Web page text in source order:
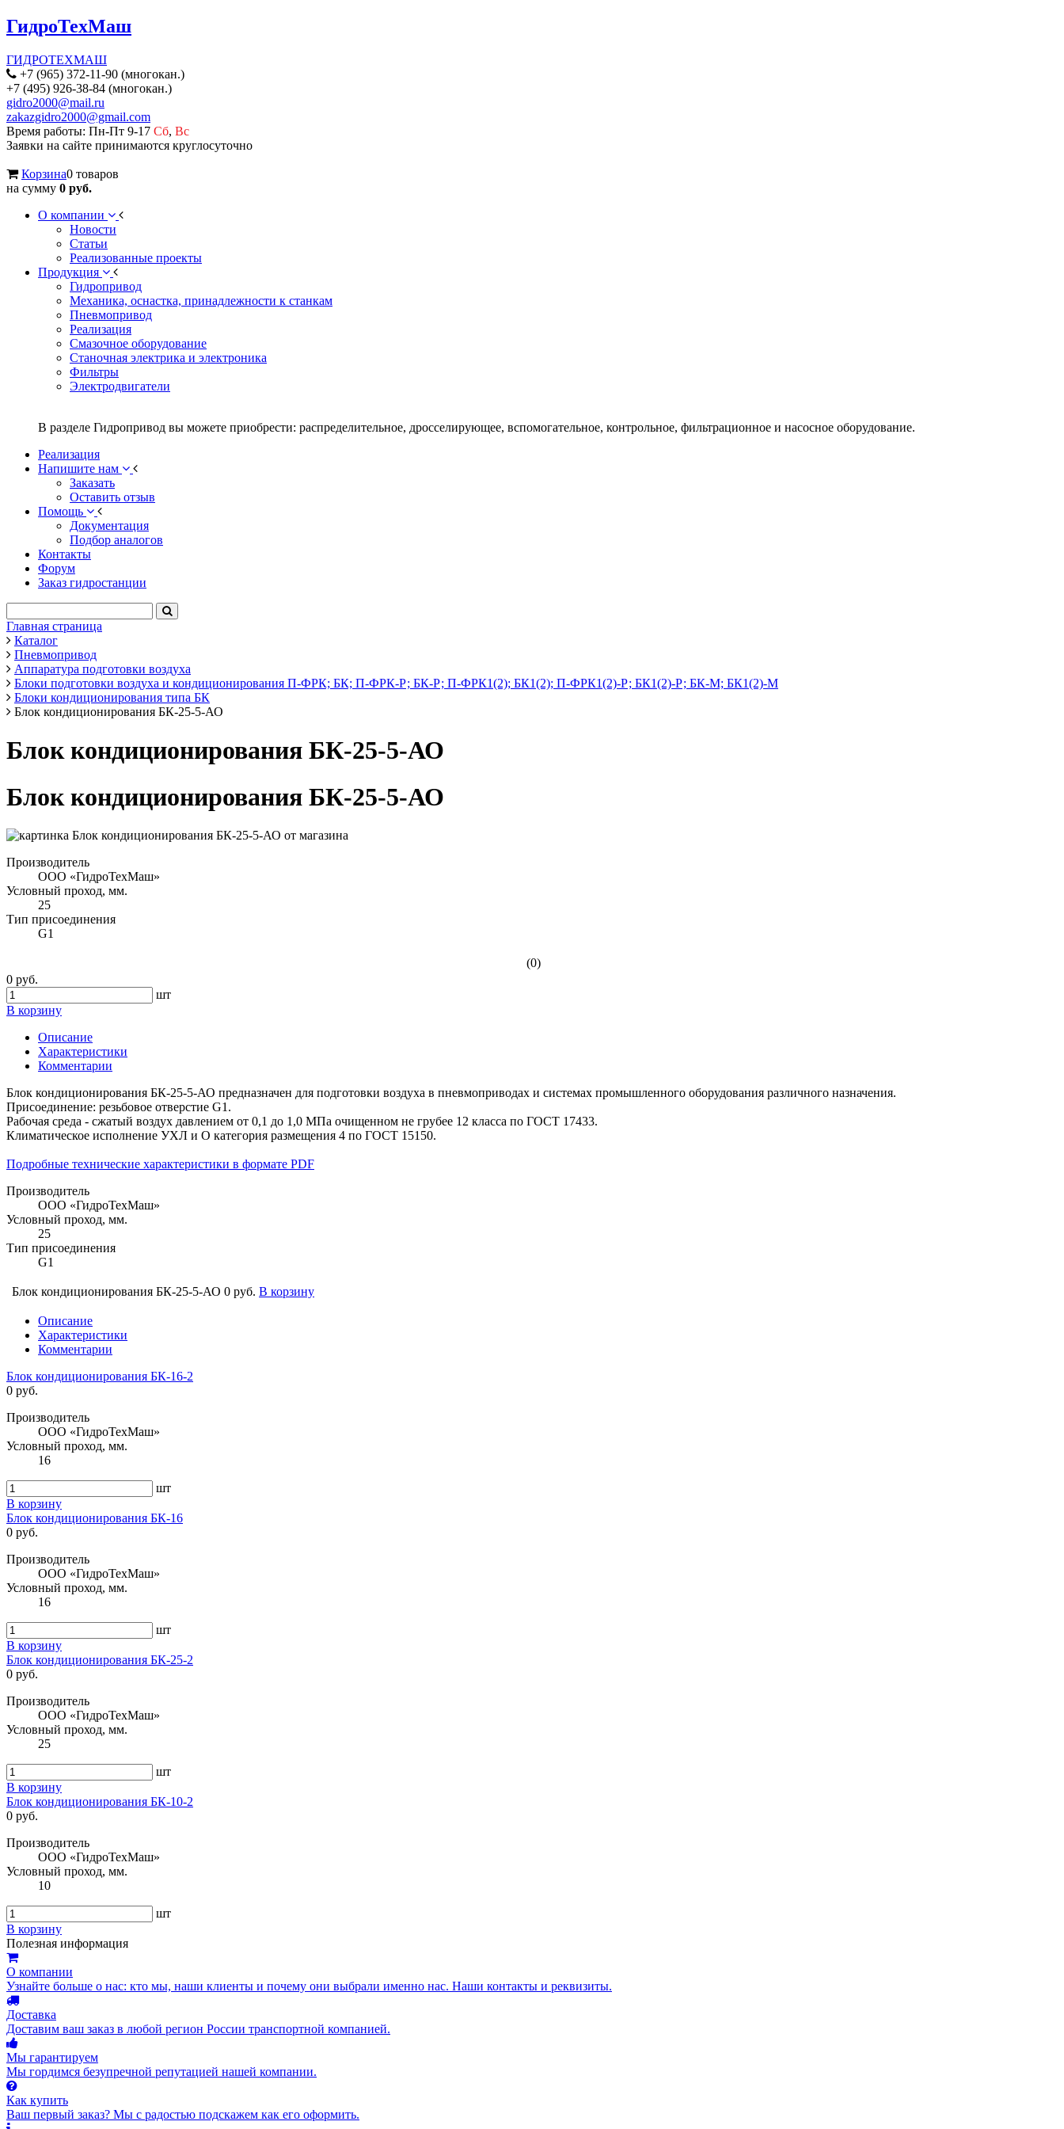
ГидроТехМаш
ГИДРОТЕХМАШ
+7 (965) 372-11-90 (многокан.)
+7 (495) 926-38-84 (многокан.)
gidro2000@mail.ru
zakazgidro2000@gmail.com
Время работы: Пн-Пт 9-17 Сб, Вс
Заявки на сайте принимаются круглосуточно
Корзина0 товаров
на сумму 0 руб.
О компании
Новости
Статьи
Реализованные проекты
Продукция
Гидропривод
Механика, оснастка, принадлежности к станкам
Пневмопривод
Реализация
Смазочное оборудование
Станочная электрика и электроника
Фильтры
Электродвигатели
В разделе Гидропривод вы можете приобрести: распределительное, дросселирующее, вспомогательное, контрольное, фильтрационное и насосное оборудование.
Реализация
Напишите нам
Заказать
Оставить отзыв
Помощь
Документация
Подбор аналогов
Контакты
Форум
Заказ гидростанции
Главная страница
Каталог
Пневмопривод
Аппаратура подготовки воздуха
Блоки подготовки воздуха и кондиционирования П-ФРК; БК; П-ФРК-Р; БК-Р; П-ФРК1(2); БК1(2); П-ФРК1(2)-Р; БК1(2)-Р; БК-М; БК1(2)-М
Блоки кондиционирования типа БК
Блок кондиционирования БК-25-5-АО
Блок кондиционирования БК-25-5-АО
Блок кондиционирования БК-25-5-АО
Производитель
ООО «ГидроТехМаш»
Условный проход, мм.
25
Тип присоединения
G1
(0)
0 руб.
шт
В корзину
Описание
Характеристики
Комментарии
Блок кондиционирования БК-25-5-АО предназначен для подготовки воздуха в пневмоприводах и системах промышленного оборудования различного назначения.
Присоединение: резьбовое отверстие G1.
Рабочая среда - сжатый воздух давлением от 0,1 до 1,0 МПа очищенном не грубее 12 класса по ГОСТ 17433.
Климатическое исполнение УХЛ и О категория размещения 4 по ГОСТ 15150.
Подробные технические характеристики в формате PDF
Производитель
ООО «ГидроТехМаш»
Условный проход, мм.
25
Тип присоединения
G1
Блок кондиционирования БК-25-5-АО 0 руб. В корзину
Описание
Характеристики
Комментарии
Блок кондиционирования БК-16-2
0 руб.
Производитель
ООО «ГидроТехМаш»
Условный проход, мм.
16
шт
В корзину
Блок кондиционирования БК-16
0 руб.
Производитель
ООО «ГидроТехМаш»
Условный проход, мм.
16
шт
В корзину
Блок кондиционирования БК-25-2
0 руб.
Производитель
ООО «ГидроТехМаш»
Условный проход, мм.
25
шт
В корзину
Блок кондиционирования БК-10-2
0 руб.
Производитель
ООО «ГидроТехМаш»
Условный проход, мм.
10
шт
В корзину
Полезная информация
О компании
Узнайте больше о нас: кто мы, наши клиенты и почему они выбрали именно нас. Наши контакты и реквизиты.
Доставка
Доставим ваш заказ в любой регион России транспортной компанией.
Мы гарантируем
Мы гордимся безупречной репутацией нашей компании.
Как купить
Ваш первый заказ? Мы с радостью подскажем как его оформить.